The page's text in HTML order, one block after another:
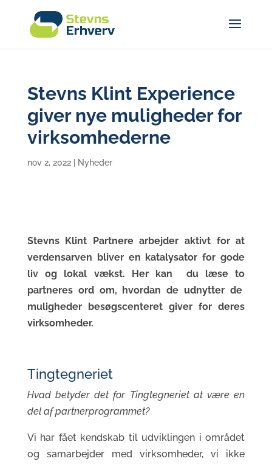
Stevns Klint Experience
giver nye muligheder for
virksomhederne
nov 2, 2022| Nyheder
Stevns Klint Partnere arbejder aktivt for at
verdensarven bliver en katalysator for gode
liv og lokal vækst. Her kan du læse to
partneres ord om, hvordan de udnytter de
muligheder besøgscenteret giver for deres
virksomheder.
Tingtegneriet
Hvad betyder det for Tingtegneriet at være en
del af partnerprogrammet?
Vi har fået kendskab til udviklingen i området
og samarbejder med virksomheder, vi ikke